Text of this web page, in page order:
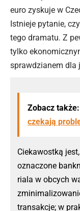
euro zyskuje w
Istnieje pytanie,
tego dramatu. Z
tylko
sprawdzianem dla
Zobacz także:
czekają
Ciekawostką
oznaczone
riala w obcych
transakcje; w